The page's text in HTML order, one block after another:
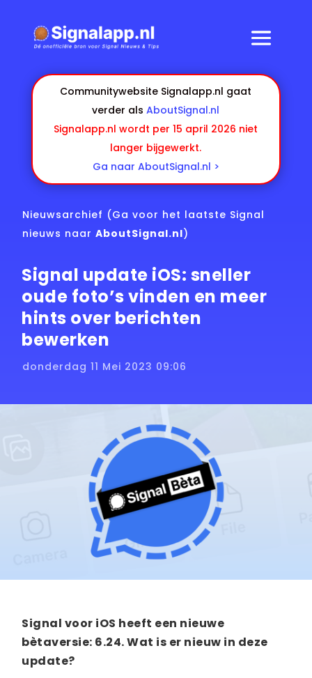
Communitywebsite Signalapp.nl gaat
verder alsAboutSignal.nl
Signalapp.nl wordt per 15 april 2026 niet
langer bijgewerkt.
Ga naar AboutSignal.nl >
Nieuwsarchief (Ga voor het laatste Signal
nieuws naarAboutSignal.nl)
Signal update iOS: sneller
oude foto’s vinden en meer
hints over berichten
bewerken
donderdag 11 Mei 2023 09:06
Signal voor iOS heeft een nieuwe
bètaversie: 6.24. Wat is er nieuw in deze
update?